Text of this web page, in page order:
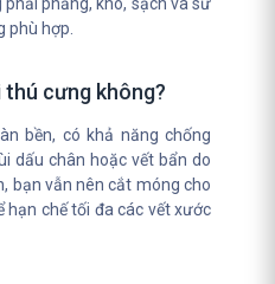
phù hợp.
thú cưng không?
bền, có khả năng chống
dấu chân hoặc vết bẩn do
bạn vẫn nên cắt móng cho
chế tối đa các vết xước